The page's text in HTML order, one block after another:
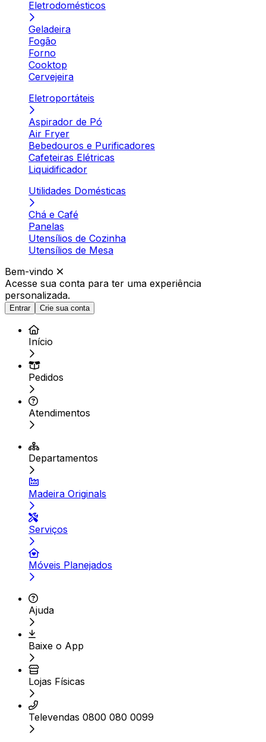
Eletrodomésticos
Geladeira
Fogão
Forno
Cooktop
Cervejeira
Eletroportáteis
Aspirador de Pó
Air Fryer
Bebedouros e Purificadores
Cafeteiras Elétricas
Liquidificador
Utilidades Domésticas
Chá e Café
Panelas
Utensílios de Cozinha
Utensílios de Mesa
Bem-vindo
Acesse sua conta para ter uma experiência
personalizada.
Entrar Crie sua conta
Início
Pedidos
Atendimentos
Departamentos
Madeira Originals
Serviços
Móveis Planejados
Ajuda
Baixe o App
Lojas Físicas
Televendas 0800 080 0099